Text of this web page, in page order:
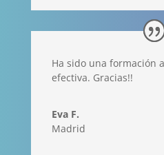
Ha sido una formación
efectiva. Gracias!!
Eva F.
Madrid